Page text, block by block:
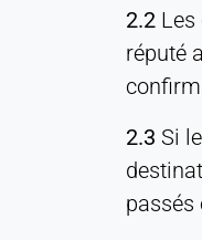
2.2
réputé
2.3 Si
passés
Utilisées pour
est utilisé et
anonyme.
Matomo